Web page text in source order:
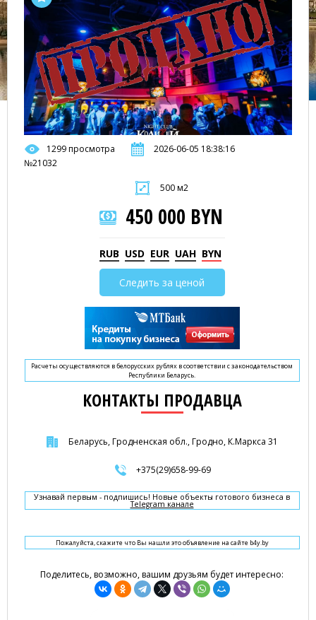
1299 просмотра
2026-06-05 18:38:16
№21032
500 м2
450 000 BYN
RUB USD EUR UAH BYN
Следить за ценой
Расчеты осуществляются в белорусских рублях в соответствии с законодательством
Республики Беларусь.
КОНТАКТЫ ПРОДАВЦА
Беларусь, Гродненская обл., Гродно, К.Маркса 31
+375(29)658-99-69
Узнавай первым - подпишись! Новые объекты готового бизнеса в
Telegram канале
Пожалуйста, скажите что Вы нашли это объявление на сайте b4y.by
Поделитесь, возможно, вашим друзьям будет интересно: